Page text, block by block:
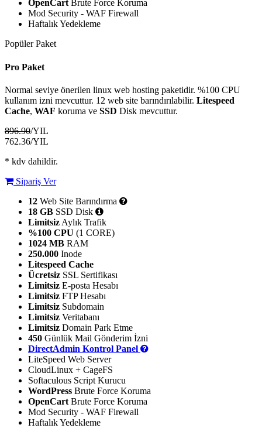
OpenCart Brute Force Koruma
Mod Security - WAF Firewall
Haftalık Yedekleme
Popüler Paket
Pro Paket
Normal seviye önerilen linux web hosting paketidir. %100 CPU
kullanım izni mevcuttur. 12 web site barındırılabilir. Litespeed
Cache, WAF koruma ve SSD Disk mevcuttur.
896.90/YIL
762.36/YIL
* kdv dahildir.
Sipariş Ver
12 Web Site Barındırma
18 GB SSD Disk
Limitsiz Aylık Trafik
%100 CPU (1 CORE)
1024 MB RAM
250.000 Inode
Litespeed Cache
Ücretsiz SSL Sertifikası
Limitsiz E-posta Hesabı
Limitsiz FTP Hesabı
Limitsiz Subdomain
Limitsiz Veritabanı
Limitsiz Domain Park Etme
450 Günlük Mail Gönderim İzni
DirectAdmin Kontrol Panel
LiteSpeed Web Server
CloudLinux + CageFS
Softaculous Script Kurucu
WordPress Brute Force Koruma
OpenCart Brute Force Koruma
Mod Security - WAF Firewall
Haftalık Yedekleme